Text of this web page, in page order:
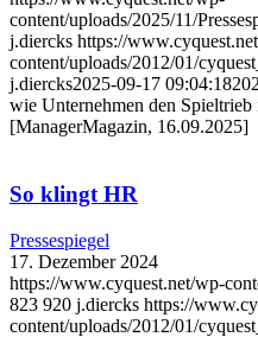
content/uploads/2025/11/
j.diercks https://
content/uploads/2012/01/
j.diercks2025-09-17 09:04:18
wie Unternehmen den
[ManagerMagazin, 16.09.2025]
So klingt HR
Pressespiegel
17. Dezember 2024
https://www.cyquest.net/wp-
823 920 j.diercks https://
content/uploads/2012/01/